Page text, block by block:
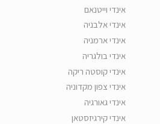
אינדי וייטנאם
אינדי אלבניה
אינדי ארמניה
אינדי בולגריה
אינדי קוסטה ריקה
אינדי צפון מקדוניה
אינדי גאורגיה
אינדי קירגיזסטאן